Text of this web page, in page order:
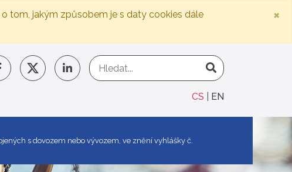
tom, jakým způsobem je s daty cookies dále
×
CS EN
s dovozem nebo vývozem, ve znění vyhlášky č.